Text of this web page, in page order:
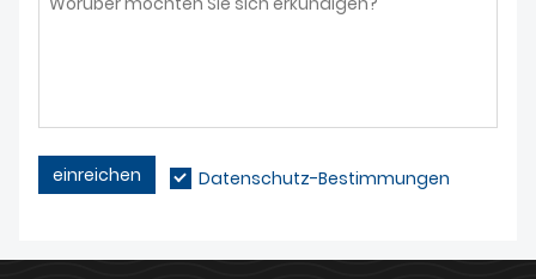
einreichen Datenschutz-Bestimmungen